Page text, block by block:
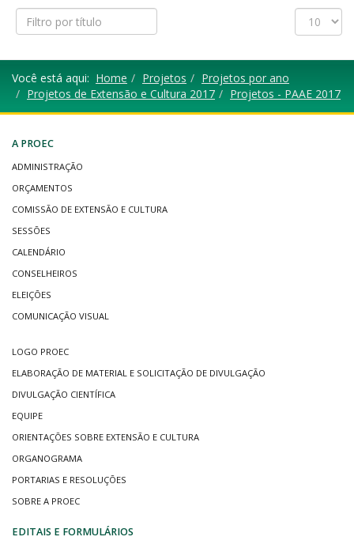
Filtro
por
Exibir
#
Você está aqui: Home Projetos
Projetos por ano
Projetos de Extensão e Cultura 2017
Projetos - PAAE 2017
A PROEC
ADMINISTRAÇÃO
ORÇAMENTOS
COMISSÃO DE EXTENSÃO E CULTURA
SESSÕES
CALENDÁRIO
CONSELHEIROS
ELEIÇÕES
COMUNICAÇÃO VISUAL
LOGO PROEC
ELABORAÇÃO DE MATERIAL E SOLICITAÇÃO DE DIVULGAÇÃO
DIVULGAÇÃO CIENTÍFICA
EQUIPE
ORIENTAÇÕES SOBRE EXTENSÃO E CULTURA
ORGANOGRAMA
PORTARIAS E RESOLUÇÕES
SOBRE A PROEC
EDITAIS E FORMULÁRIOS